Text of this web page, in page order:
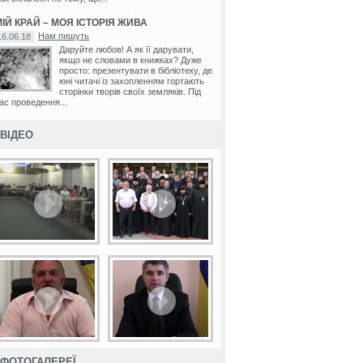
КРАЙ – МОЯ ІСТОРІЯ ЖИВА
Нам пишуть
Даруйте любов! А як її дарувати,
якщо не словами в книжках? Дуже
просто: презентувати в бібліотеку, де
юні читачі із захопленням гортають
сторінки творів своїх земляків. Під
проведення...
ВІДЕО